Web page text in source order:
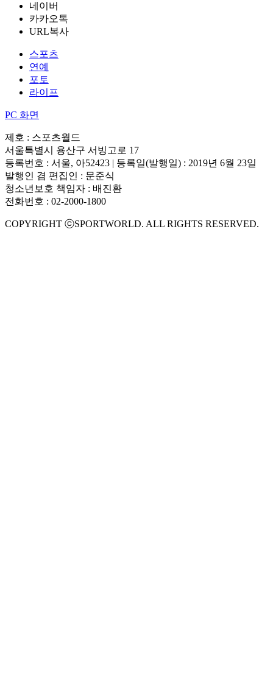
네이버
카카오톡
URL복사
스포츠
연예
포토
라이프
PC 화면
제호 : 스포츠월드
서울특별시 용산구 서빙고로 17
등록번호 : 서울, 아52423 | 등록일(발행일) : 2019년 6월 23일
발행인 겸 편집인 : 문준식
청소년보호 책임자 : 배진환
전화번호 : 02-2000-1800
COPYRIGHT ⓒSPORTWORLD. ALL RIGHTS RESERVED.